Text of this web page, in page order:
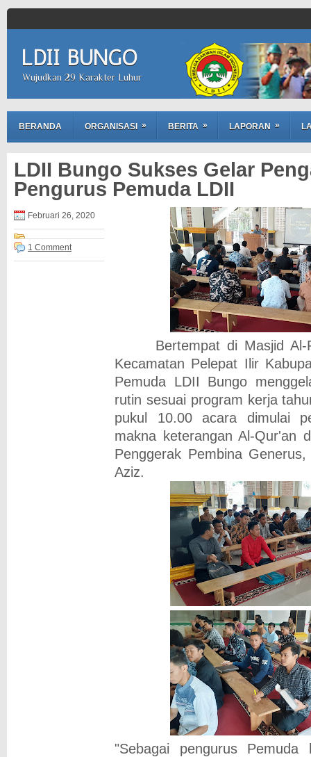
LDII BUNGO
Wujudkan 29 Karakter Luhur
BERANDA ORGANISASI » BERITA » LAPORAN »
LDII Bungo Sukses Gelar
Pengurus Pemuda LDII
Februari 26, 2020
1 Comment
Bertempat di Masjid Al-
Kecamatan Pelepat Ilir
Pemuda LDII Bungo
rutin sesuai program kerja
pukul 10.00 acara dimulai
makna keterangan Al-Qur'an
Penggerak Pembina
Aziz.
"Sebagai pengurus Pemuda